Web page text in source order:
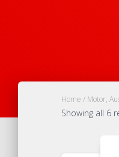
Home / Motor,
Showing all 6